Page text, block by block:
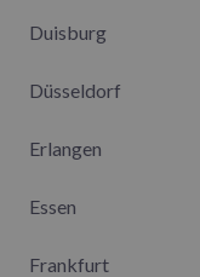
Duisburg
Düsseldorf
Erlangen
Essen
Frankfurt